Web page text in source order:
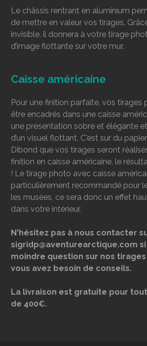
Le châssis rentrant en aluminium
de mettre en valeur vos tirages.
invisible, il donnera à votre tirage
d’image flottante sur votre mur.
Caisse américaine
Pour une finition parfaite, vos tirages
être encadrés dans une caisse
une présentation sobre et élégante
d’un visuel flottant. C'est sur du
Dibond que vos tirages seront
finition en caisse américaine, le
! Le tirage photo avec caisse
particulièrement recommandé pour
les musées, ce sera donc un effet
dans votre intérieur.
N'hésitez pas à nous contacter
sigridp@aventurearctique.com
moindre question sur nos
vous avez besoin de conseils.
La livraison est gratuite pour
de 400€.